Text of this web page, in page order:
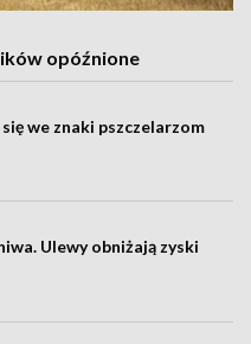
opóźnione
we znaki pszczelarzom
Ulewy obniżają zyski